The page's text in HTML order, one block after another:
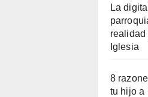
La
realidad
Iglesia
8
tu hijo a